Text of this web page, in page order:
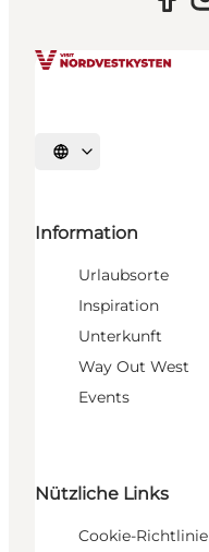
Sprache auswählen
Information
Urlaubsorte
Inspiration
Unterkunft
Way Out West
Events
Nützliche Links
Cookie-Richtlinie